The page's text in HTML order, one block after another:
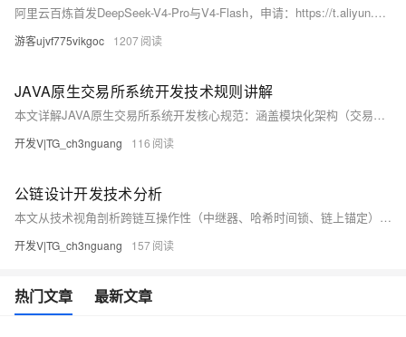
阿里云百炼首发DeepSeek-V4-Pro与V4-Flash，申请：https://t.aliyun.com/U/fPVHqY 支持百万Token超长上下文，Agent能力、世界知识及数学推理达开源顶尖水平；API价格与官网一致，输入低至1元/百万Token，即刻体验！
游客ujvf775vikgoc 1207
JAVA原生交易所系统开发技术规则讲解
本文详解JAVA原生交易所系统开发核心规范：涵盖模块化架构（交易引擎、订单/用户/资产管理等）、JDK1.8+环境搭建，以及数据库设计、代码命名与注释规范、事件驱动交易引擎等关键技术要点，助力构建高效安全的数字资产交易平台。
开发V|TG_ch3nguang 116
公链设计开发技术分析
本文从技术视角剖析跨链互操作性（中继器、哈希时间锁、链上锚定）与共识机制（PoW/PoS/混合）对公链性能的影响，揭示其在吞吐量、延迟、能耗、安全与去中心化间的权衡关系，为高性能公链设计提供实证依据。
开发V|TG_ch3nguang 157
热门文章 最新文章